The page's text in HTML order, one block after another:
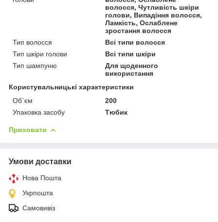
волосся, Чутливість шкіри
голови, Випадіння волосся,
Ламкість, Ослаблене
зростання волосся
Тип волосся
Всі типи волосся
Тип шкіри голови
Всі типи шкіри
Тип шампуню
Для щоденного
використання
Користувальницькі характеристики
Об`єм
200
Упаковка засобу
Тюбик
Приховати
Умови доставки
Нова Пошта
Укрпошта
Самовивіз